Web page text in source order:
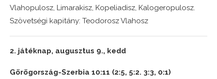
Vlahopulosz, Limarakisz, Kopeliadisz, Kalogeropulosz.
Szövetségi kapitány: Teodorosz Vlahosz
2. játéknap, augusztus 9., kedd
Görögország-Szerbia 10:11 (2:5, 5:2. 3:3, 0:1)